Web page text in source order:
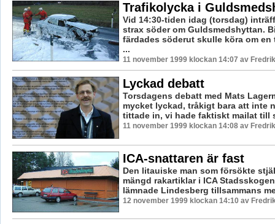
Trafikolycka i
Vid 14:30-tiden idag (torsdag)
strax söder om Guldsmedshyttan.
färdades söderut skulle köra om en
...
11 november 1999 klockan 14:07 av
Lyckad debatt
Torsdagens debatt med Mats
mycket lyckad, tråkigt bara att inte
tittade in, vi hade faktiskt mailat till
11 november 1999 klockan 14:08 av
ICA-snattaren är fast
Den litauiske man som försökte
mängd rakartiklar i ICA
lämnade Lindesberg tillsammans
12 november 1999 klockan 14:10 av